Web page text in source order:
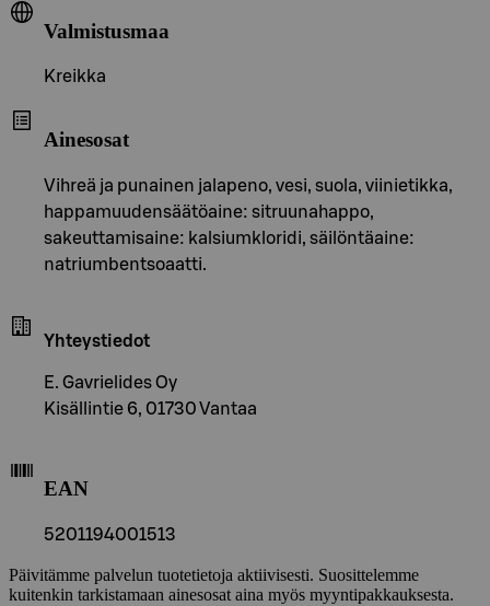
Valmistusmaa
Kreikka
Ainesosat
Vihreä ja punainen jalapeno, vesi, suola, viinietikka,
happamuudensäätöaine: sitruunahappo,
sakeuttamisaine: kalsiumkloridi, säilöntäaine:
natriumbentsoaatti.
Yhteystiedot
E. Gavrielides Oy
Kisällintie 6, 01730 Vantaa
EAN
5201194001513
Päivitämme palvelun tuotetietoja aktiivisesti. Suosittelemme
kuitenkin tarkistamaan ainesosat aina myös myyntipakkauksesta.